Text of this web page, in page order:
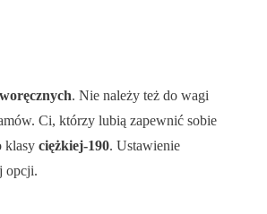
. Nie należy też do wagi
Ci, którzy lubią zapewnić sobie
klasy ciężkiej-190. Ustawienie
opcji.